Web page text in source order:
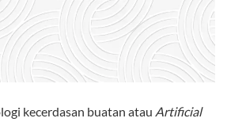
kecerdasan buatan atau Artificial